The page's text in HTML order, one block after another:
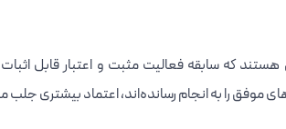
که سابقه فعالیت مثبت و اعتبار قابل
موفق را به انجام رسانده‌اند، اعتماد بیشتری جلب